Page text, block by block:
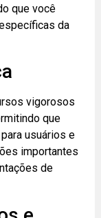
que você
da
vigorosos
que
usuários e
importantes
de